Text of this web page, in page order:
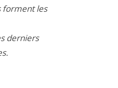
forment les
derniers